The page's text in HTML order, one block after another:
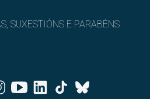
SUXESTIÓNS E PARABÉNS
YoutubeLinkedinTiktok
Bluesky